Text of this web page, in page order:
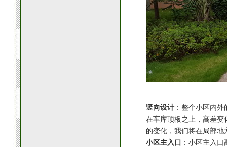
竖向设计：整个小区内外
在车库顶板之上，高差变
的变化，我们将在局部地
小区主入口 ：小区主入